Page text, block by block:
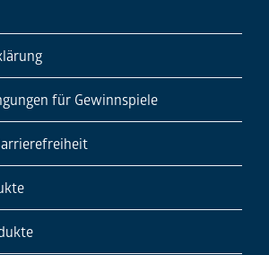
für Gewinnspiele